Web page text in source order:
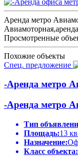
Аренда метро
Просмотренные
Похожие объекты
Спец. предложение
-Аренда метро
-Аренда метро
Тип
Площадь:13
Назначение:
Класс объекта: